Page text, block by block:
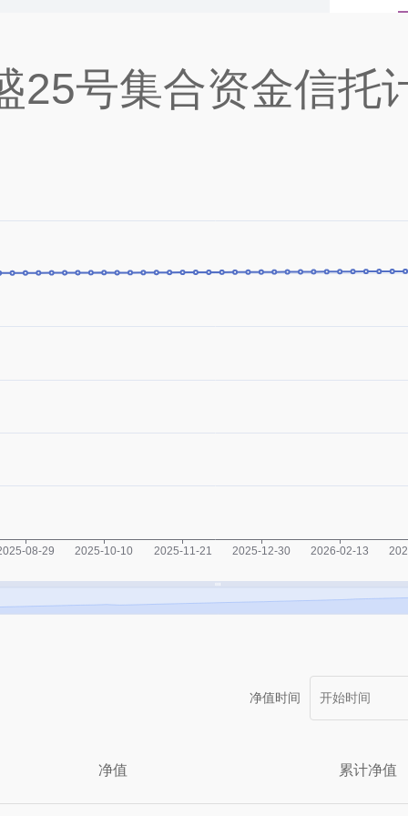
25号集合资金信托
净值时间
净值 累计净值